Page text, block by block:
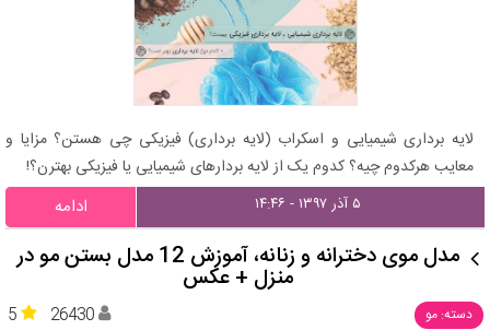
لایه برداری شیمیایی و اسکراب (لایه برداری) فیزیکی چی هستن؟ مزایا و
معایب هرکدوم چیه؟ کدوم یک از لایه بردارهای شیمیایی یا فیزیکی بهترن؟!
۵ آذر ۱۳۹۷ - ۱۴:۴۶ ادامه
مدل موی دخترانه و زنانه، آموزش 12 مدل بستن مو در
منزل + عکس
دسته: مو 5 26430